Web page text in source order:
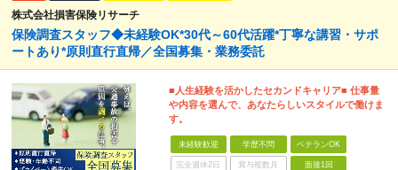
株式会社損害保険リサーチ
保険調査スタッフ◆未経験OK*30代～60代活躍*丁寧な講習・サポ
ートあり*原則直行直帰／全国募集・業務委託
■人生経験を活かしたセカンドキャリア■ 仕事量
や内容を選んで、あなたらしいスタイルで働けま
す。
未経験歓迎 学歴不問 ベテランOK
完全週休2日 賞与複数月 面接1回